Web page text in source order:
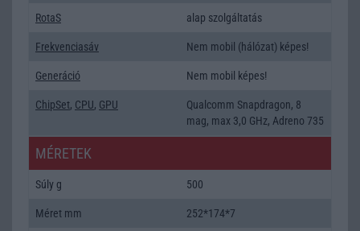
RotaS alap szolgáltatás
Frekvenciasáv Nem mobil (hálózat) képes!
Generáció Nem mobil képes!
ChipSet, CPU, GPU
Qualcomm Snapdragon, 8
mag, max 3,0 GHz, Adreno 735
MÉRETEK
Súly g 500
Méret mm 252*174*7